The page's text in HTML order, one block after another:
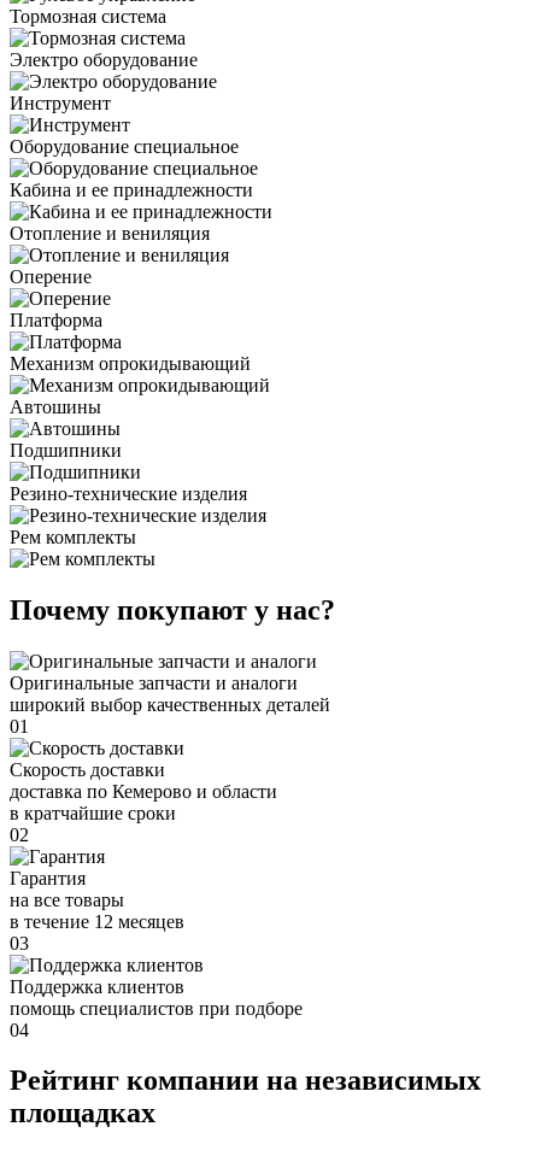
Тормозная система
Электро оборудование
Инструмент
Оборудование специальное
Кабина и ее принадлежности
Отопление и вениляция
Оперение
Платформа
Механизм опрокидывающий
Автошины
Подшипники
Резино-технические изделия
Рем комплекты
Почему покупают у нас?
Оригинальные запчасти и аналоги
широкий выбор качественных деталей
01
Скорость доставки
доставка по Кемерово и области
в кратчайшие сроки
02
Гарантия
на все товары
в течение 12 месяцев
03
Поддержка клиентов
помощь специалистов при подборе
04
Рейтинг компании на независимых
площадках